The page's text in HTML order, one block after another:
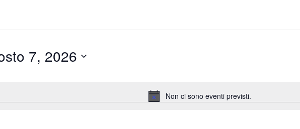
Notice
Non ci sono eventi previsti.
7, 2026